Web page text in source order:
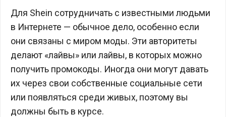
Для Shein сотрудничать с известными людьми
в Интернете — обычное дело, особенно если
они связаны с миром моды. Эти авторитеты
делают «лайвы» или лайвы, в которых можно
получить промокоды. Иногда они могут давать
их через свои собственные социальные сети
или появляться среди живых, поэтому вы
должны быть в курсе.